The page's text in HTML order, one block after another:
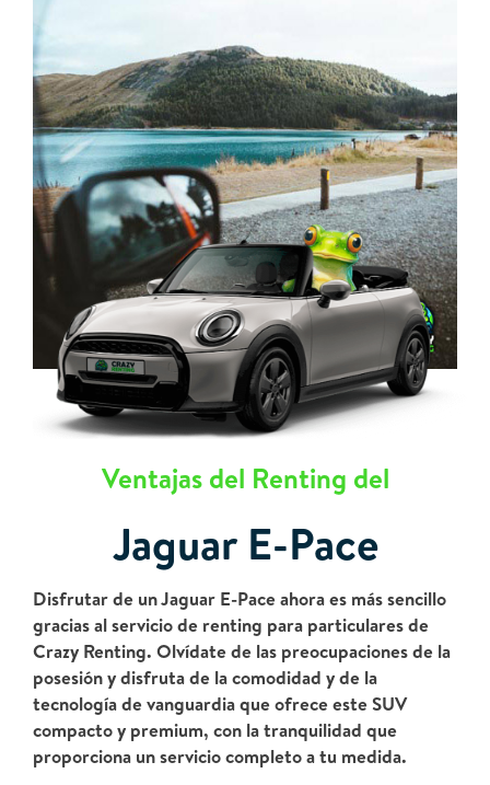
Ventajas del Renting del
Jaguar E-Pace
Disfrutar de un Jaguar E-Pace ahora es más sencillo
gracias al servicio de renting para particulares de
Crazy Renting. Olvídate de las preocupaciones de la
posesión y disfruta de la comodidad y de la
tecnología de vanguardia que ofrece este SUV
compacto y premium, con la tranquilidad que
proporciona un servicio completo a tu medida.